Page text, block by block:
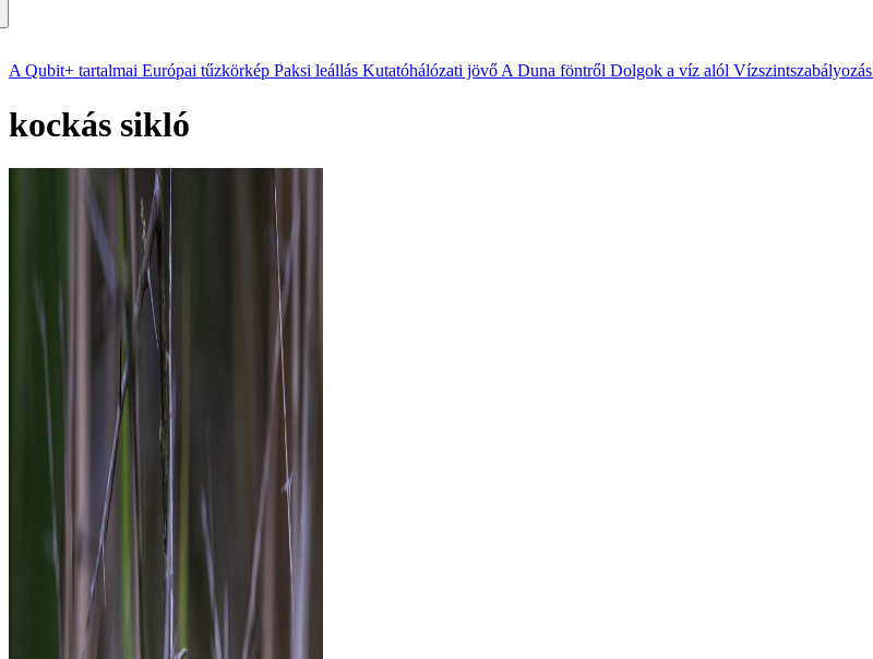
A Qubit+ tartalmai Európai tűzkörkép Paksi leállás Kutatóhálózati jövő A Duna föntről Dolgok a víz alól Vízszintszabályozás
kockás sikló